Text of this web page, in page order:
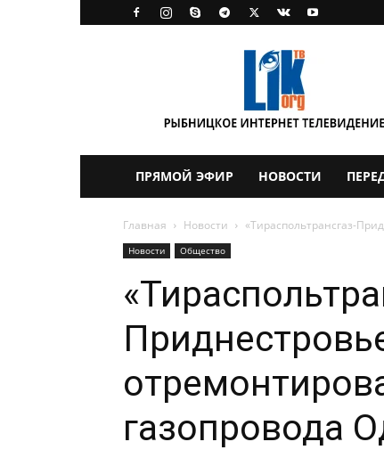
ПРЯМОЙ ЭФИР НОВОСТИ
Главная Новости «Тираспольтрансгаз-
Новости Общество
газопровода